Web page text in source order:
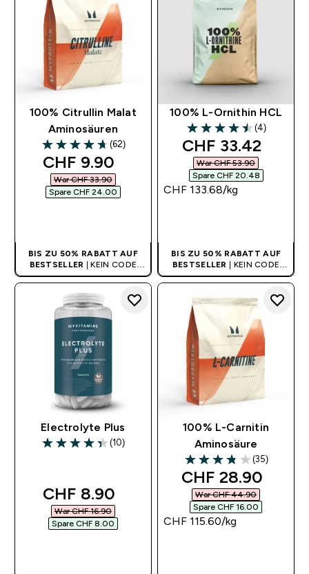
100% Citrullin Malat
Aminosäuren
4.71 out of 5 stars
(62)
discounted price
CHF 9.90‎
War CHF 33.90‎
Spare CHF 24.00‎
BIS ZU 50% RABATT AUF
BESTSELLER | KEIN CODE
BENÖTIGT
100% L-Ornithin HCL
4.5 out of 5 stars
(4)
discounted price
CHF 33.42‎
War CHF 53.90‎
Spare CHF 20.48‎
CHF 133.68‎/kg
BIS ZU 50% RABATT AUF
BESTSELLER | KEIN CODE
BENÖTIGT
Electrolyte Plus
4.4 out of 5 stars
(10)
discounted price
CHF 8.90‎
War CHF 16.90‎
Spare CHF 8.00‎
100% L-Carnitin
Aminosäure
3.83 out of 5 stars
(35)
discounted price
CHF 28.90‎
War CHF 44.90‎
Spare CHF 16.00‎
CHF 115.60‎/kg